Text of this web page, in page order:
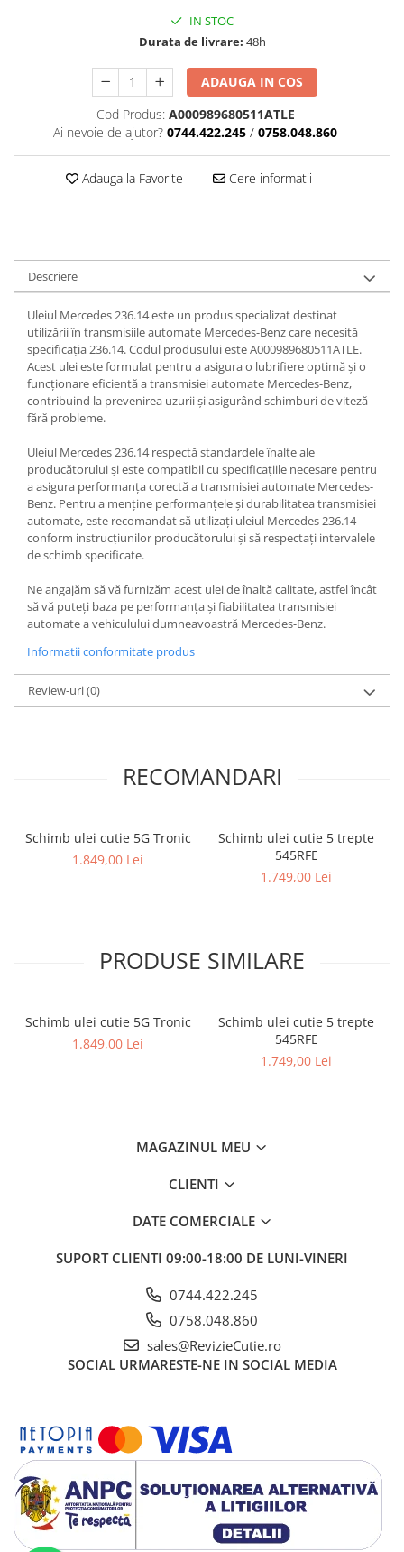
IN STOC
Durata de livrare: 48h
ADAUGA IN COS
Cod Produs: A000989680511ATLE
Ai nevoie de ajutor? 0744.422.245 / 0758.048.860
Adauga la Favorite Cere informatii
Descriere
Uleiul Mercedes 236.14 este un produs specializat destinat
utilizării în transmisiile automate Mercedes-Benz care necesită
specificația 236.14. Codul produsului este A000989680511ATLE.
Acest ulei este formulat pentru a asigura o lubrifiere optimă și o
funcționare eficientă a transmisiei automate Mercedes-Benz,
contribuind la prevenirea uzurii și asigurând schimburi de viteză
fără probleme.
Uleiul Mercedes 236.14 respectă standardele înalte ale
producătorului și este compatibil cu specificațiile necesare pentru
a asigura performanța corectă a transmisiei automate Mercedes-
Benz. Pentru a menține performanțele și durabilitatea transmisiei
automate, este recomandat să utilizați uleiul Mercedes 236.14
conform instrucțiunilor producătorului și să respectați intervalele
de schimb specificate.
Ne angajăm să vă furnizăm acest ulei de înaltă calitate, astfel încât
să vă puteți baza pe performanța și fiabilitatea transmisiei
automate a vehiculului dumneavoastră Mercedes-Benz.
Informatii conformitate produs
Review-uri(0)
RECOMANDARI
Schimb ulei cutie 5G Tronic
1.849,00 Lei
Schimb ulei cutie 5 trepte
545RFE
1.749,00 Lei
PRODUSE SIMILARE
Schimb ulei cutie 5G Tronic
1.849,00 Lei
Schimb ulei cutie 5 trepte
545RFE
1.749,00 Lei
MAGAZINUL MEU
CLIENTI
DATE COMERCIALE
SUPORT CLIENTI 09:00-18:00 DE LUNI-VINERI
0744.422.245
0758.048.860
sales@RevizieCutie.ro
SOCIAL URMARESTE-NE IN SOCIAL MEDIA